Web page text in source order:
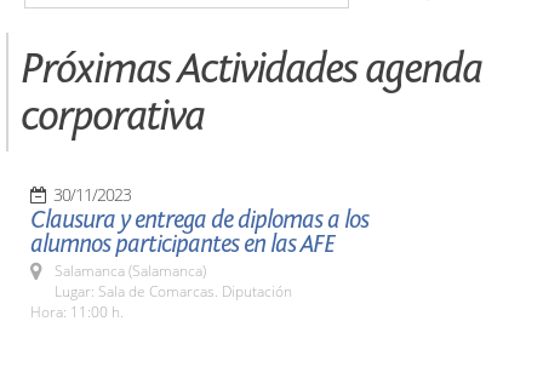
Próximas Actividades agenda
corporativa
30/11/2023
Clausura y entrega de diplomas a los
alumnos participantes en las AFE
Salamanca (Salamanca)
Lugar: Sala de Comarcas. Diputación
Hora: 11:00 h.